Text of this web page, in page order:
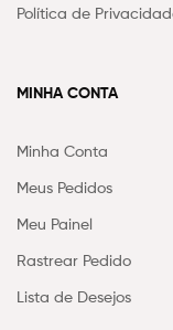
Política de
MINHA CONTA
Minha Conta
Meus Pedidos
Meu Painel
Rastrear Pedido
Lista de Desejos